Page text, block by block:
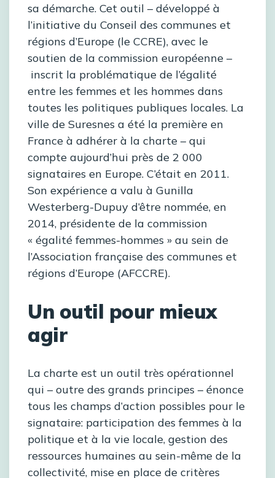
sa démarche. Cet outil – développé à
l’initiative du Conseil des communes et
régions d’Europe (le CCRE), avec le
soutien de la commission européenne –
inscrit la problématique de l’égalité
entre les femmes et les hommes dans
toutes les politiques publiques locales. La
ville de Suresnes a été la première en
France à adhérer à la charte – qui
compte aujourd’hui près de 2 000
signataires en Europe. C’était en 2011.
Son expérience a valu à Gunilla
Westerberg-Dupuy d’être nommée, en
2014, présidente de la commission
« égalité femmes-hommes » au sein de
l’Association française des communes et
régions d’Europe (AFCCRE).
Un outil pour mieux
agir
La charte est un outil très opérationnel
qui – outre des grands principes – énonce
tous les champs d’action possibles pour le
signataire: participation des femmes à la
politique et à la vie locale, gestion des
ressources humaines au sein-même de la
collectivité, mise en place de critères